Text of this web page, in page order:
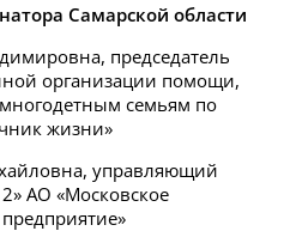
Самарской области
председатель
организации помощи,
семьям по
жизни»
управляющий
АО «Московское